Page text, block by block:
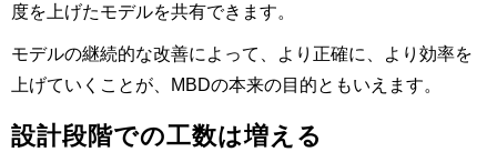
度を上げたモデルを共有できます。
モデルの継続的な改善によって、より正確に、より効率を
上げていくことが、MBDの本来の目的ともいえます。
設計段階での工数は増える